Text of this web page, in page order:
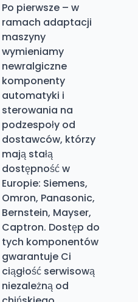
Po pierwsze – w
ramach adaptacji
maszyny
wymieniamy
newralgiczne
komponenty
automatyki i
sterowania na
podzespoły od
dostawców, którzy
mają stałą
dostępność w
Europie: Siemens,
Omron, Panasonic,
Bernstein, Mayser,
Captron. Dostęp do
tych komponentów
gwarantuje Ci
ciągłość serwisową
niezależną od